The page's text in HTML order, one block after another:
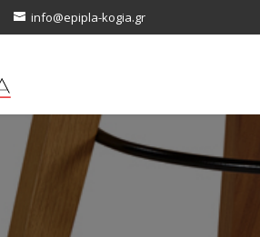
info@epipla-kogia.gr